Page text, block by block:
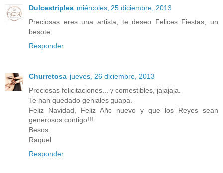
Dulcestriplea miércoles, 25 diciembre, 2013
Preciosas eres una artista, te deseo Felices Fiestas, un
besote.
Responder
Churretosa jueves, 26 diciembre, 2013
Preciosas felicitaciones... y comestibles, jajajaja.
Te han quedado geniales guapa.
Feliz Navidad, Feliz Año nuevo y que los Reyes sean
generosos contigo!!!
Besos.
Raquel
Responder